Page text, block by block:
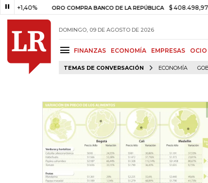
ORO COMPRA BANCO DE LA REPÚBLICA $ 408.498,97 +$
DOMINGO, 09 DE AGOSTO DE 2026
FINANZAS ECONOMÍA EMPRESAS OCIO
TEMAS DE CONVERSACIÓN ECONOMÍA